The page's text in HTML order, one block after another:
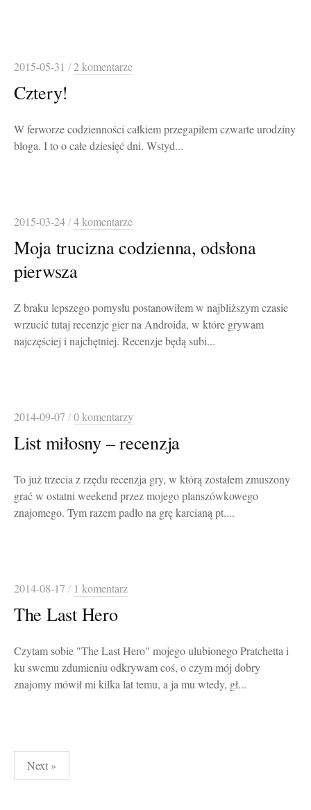
2015-05-31 /2 komentarze
Cztery!
W ferworze codzienności całkiem przegapiłem czwarte urodziny
bloga. I to o całe dziesięć dni. Wstyd...
2015-03-24/4 komentarze
Moja trucizna codzienna, odsłona
pierwsza
Z braku lepszego pomysłu postanowiłem w najbliższym czasie
wrzucić tutaj recenzje gier na Androida, w które grywam
najczęściej i najchętniej. Recenzje będą subi...
2014-09-07 /0 komentarzy
List miłosny – recenzja
To już trzecia z rzędu recenzja gry, w którą zostałem zmuszony
grać w ostatni weekend przez mojego planszówkowego
znajomego. Tym razem padło na grę karcianą pt....
2014-08-17 / 1 komentarz
The Last Hero
Czytam sobie "The Last Hero" mojego ulubionego Pratchetta i
ku swemu zdumieniu odkrywam coś, o czym mój dobry
znajomy mówił mi kilka lat temu, a ja mu wtedy, gł...
Stronicowanie
wpisów
Next »